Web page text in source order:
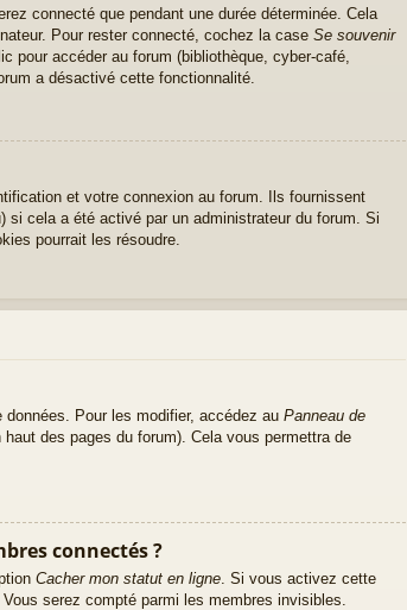
connecté que pendant une durée déterminée. Cela
Pour rester connecté, cochez la case Se souvenir
pour accéder au forum (bibliothèque, cyber-café,
a désactivé cette fonctionnalité.
et votre connexion au forum. Ils fournissent
cela a été activé par un administrateur du forum. Si
pourrait les résoudre.
Pour les modifier, accédez au Panneau de
des pages du forum). Cela vous permettra de
connectés ?
Cacher mon statut en ligne . Si vous activez cette
serez compté parmi les membres invisibles.